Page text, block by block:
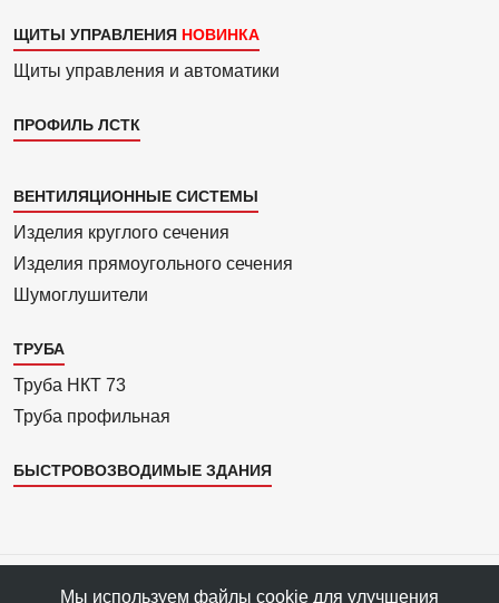
ЩИТЫ УПРАВЛЕНИЯ
Щиты управления и автоматики
ПРОФИЛЬ ЛСТК
Каталог
4
ВЕНТИЛЯЦИОННЫЕ СИСТЕМЫ
Изделия круглого сечения
Изделия прямоуголь­ного сечения
Шумоглушители
ТРУБА
Труба НКТ 73
Труба профильная
БЫСТРОВОЗВОДИМЫЕ ЗДАНИЯ
Все права защищены © 1993—2025 АРС-Пром, ПФ «АРС-Пром»
Мы используем файлы cookie для улучшения